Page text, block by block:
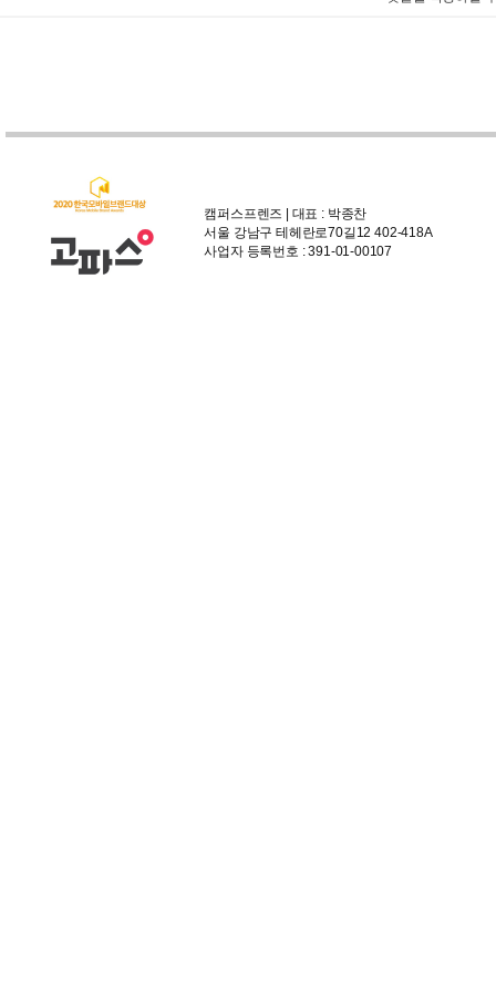
캠퍼스프렌즈 | 대표 : 박종찬
서울 강남구 테헤란로70길12 402-418A
사업자 등록번호 : 391-01-00107